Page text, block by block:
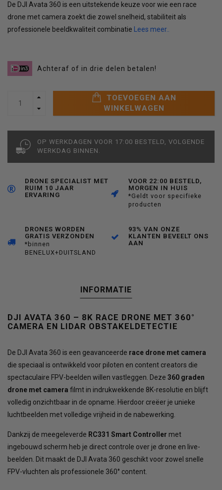
De DJI Avata 360 is een uitstekende keuze voor wie een race
drone met camera zoekt die zowel snelheid, stabiliteit als
professionele beeldkwaliteit combinatie Lees meer..
Achteraf of in drie delen betalen!
TOEVOEGEN AAN
WINKELWAGEN
OP WERKDAGEN VOOR 17:00 BESTELD, VOLGENDE
WERKDAG BINNEN.
DRONE SPECIALIST MET
RUIM 10 JAAR
ERVARING
VOOR 22:00 BESTELD,
MORGEN IN HUIS
*Geldt voor specifieke
producten
DRONES WORDEN
GRATIS VERZONDEN
*binnen
BENELUX+DUITSLAND
93% VAN ONZE
KLANTEN BEVEELT ONS
AAN
INFORMATIE
DJI AVATA 360 – 8K RACE DRONE MET 360°
CAMERA EN LIDAR OBSTAKELDETECTIE
De DJI Avata 360 is een geavanceerde race drone met camera
die speciaal is ontwikkeld voor piloten en content creators die
spectaculaire FPV-beelden willen vastleggen. Deze 360 graden
drone met camera filmt in indrukwekkende 8K-resolutie en blijft
volledig onzichtbaar in de opname. Hierdoor creëer je unieke
luchtbeelden met volledige vrijheid in de nabewerking.
Dankzij de meegeleverde RC331 Smart Controller met
ingebouwd scherm heb je direct controle over je drone en live-
beelden. Dit maakt de DJI Avata 360 geschikt voor zowel snelle
FPV-vluchten als professionele 360° content.